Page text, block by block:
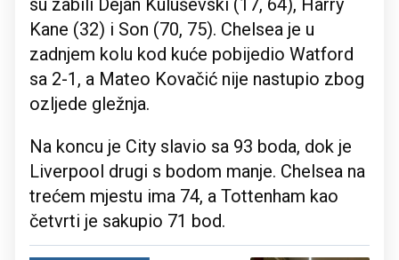
su zabili Dejan Kuluševski (17, 64), Harry
Kane (32) i Son (70, 75). Chelsea je u
zadnjem kolu kod kuće pobijedio Watford
sa 2-1, a Mateo Kovačić nije nastupio zbog
ozljede gležnja.
Na koncu je City slavio sa 93 boda, dok je
Liverpool drugi s bodom manje. Chelsea na
trećem mjestu ima 74, a Tottenham kao
četvrti je sakupio 71 bod.